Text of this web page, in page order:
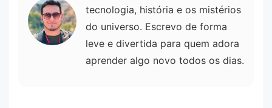
tecnologia, história e os mistérios
do universo. Escrevo de forma
leve e divertida para quem adora
aprender algo novo todos os dias.